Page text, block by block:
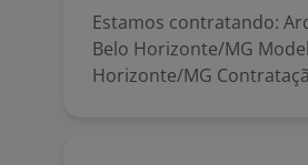
Estamos contratando:
Belo Horizonte/MG
Horizonte/MG